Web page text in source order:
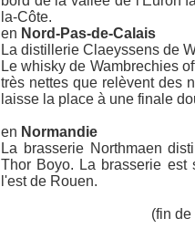
la-Côte.
en Nord-Pas-de-Calais
La distillerie Claeyssens de
Le whisky de Wambrechies
très nettes que relèvent des
laisse la place à une finale
en Normandie
La brasserie Northmaen
Thor Boyo. La brasserie
l'est de Rouen.
(fin